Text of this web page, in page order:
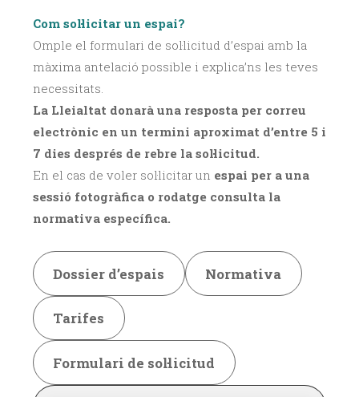
Com sol·licitar un espai?
Omple el formulari de sol·licitud d’espai amb la
màxima antelació possible i explica’ns les teves
necessitats.
La Lleialtat donarà una resposta per correu
electrònic en un termini aproximat d’entre 5 i
7 dies després de rebre la sol·licitud.
En el cas de voler sol·licitar un espai per a una
sessió fotogràfica o rodatge consulta la
normativa específica.
Dossier d’espais Normativa
Tarifes
Formulari de sol·licitud